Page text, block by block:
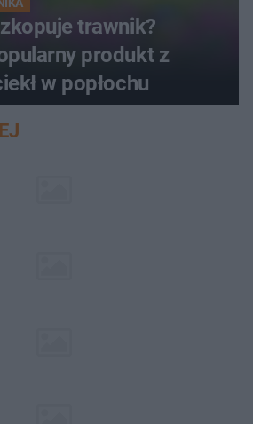
trawnik?
produkt z
w popłochu